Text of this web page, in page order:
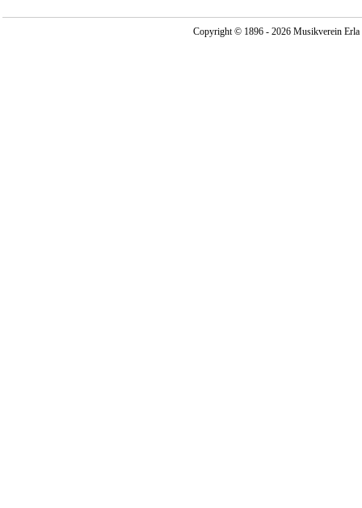
Copyright © 1896 - 2026 Musikverein Erla